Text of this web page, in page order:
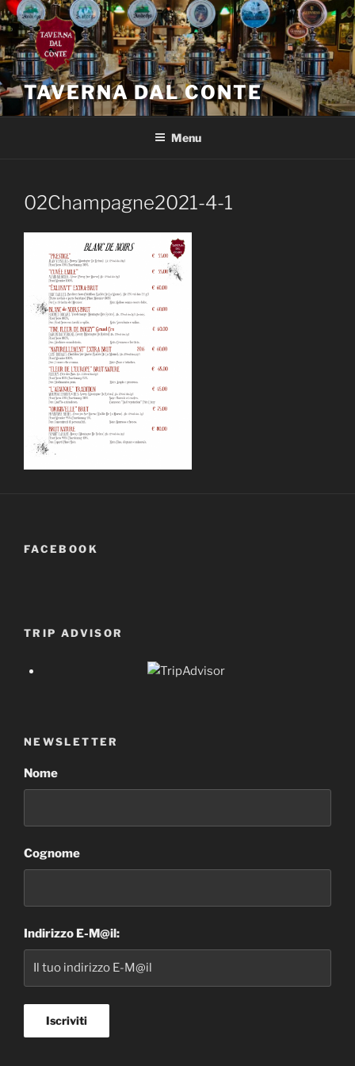
Salta
al
contenuto
TAVERNA DAL CONTE
Menu
02Champagne2021-4-1
FACEBOOK
TRIP ADVISOR
NEWSLETTER
Nome
Cognome
Indirizzo E-M@il: